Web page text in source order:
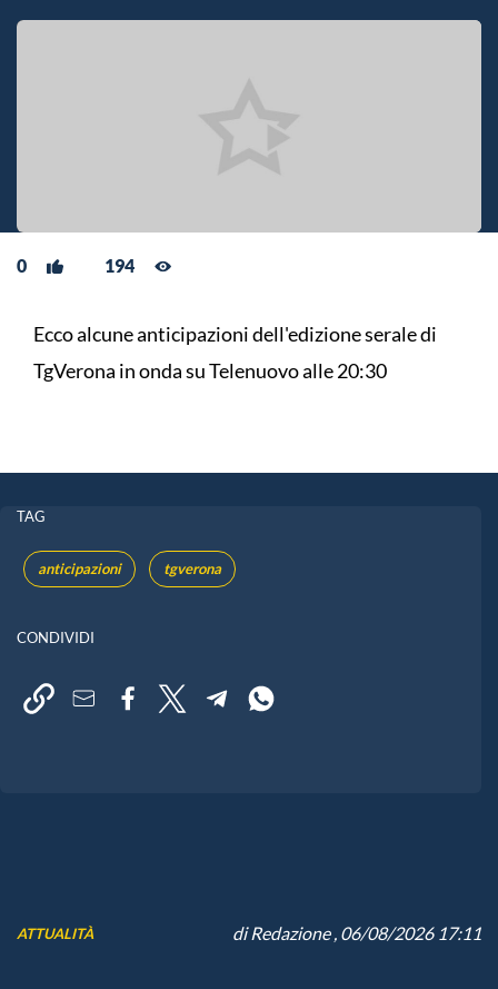
0 194
Ecco alcune anticipazioni dell'edizione serale di
TgVerona in onda su Telenuovo alle 20:30
TAG
anticipazioni tgverona
CONDIVIDI
ATTUALITÀ diRedazione, 06/08/2026 17:11